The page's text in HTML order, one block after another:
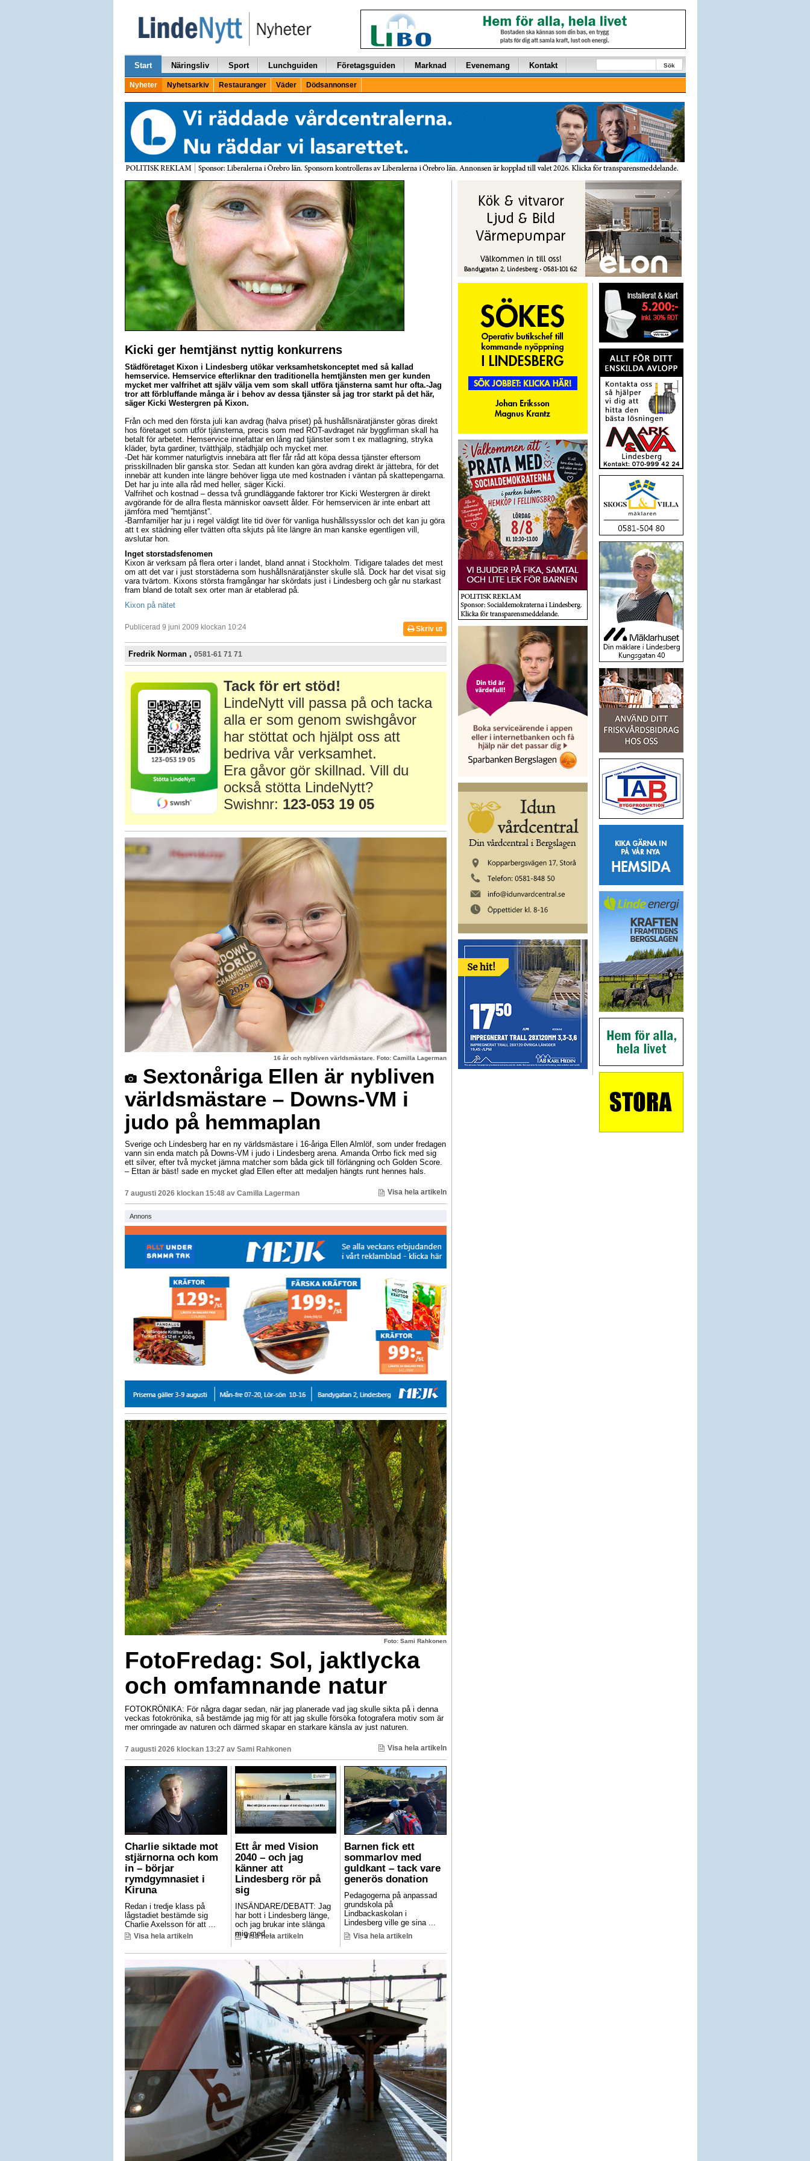
Start Näringsliv Sport Lunchguiden Företagsguiden Marknad Evenemang Kontakt Sök
Nyheter Nyhetsarkiv Restauranger Väder Dödsannonser
Kicki ger hemtjänst nyttig konkurrens
Städföretaget Kixon i Lindesberg utökar verksamhetskonceptet med så kallad
hemservice. Hemservice efterliknar den traditionella hemtjänsten men ger kunden
mycket mer valfrihet att själv välja vem som skall utföra tjänsterna samt hur ofta.-Jag
tror att förbluffande många är i behov av dessa tjänster så jag tror starkt på det här,
säger Kicki Westergren på Kixon.
Från och med den första juli kan avdrag (halva priset) på hushållsnäratjänster göras direkt
hos företaget som utför tjänsterna, precis som med ROT-avdraget när byggfirman skall ha
betalt för arbetet. Hemservice innefattar en lång rad tjänster som t ex matlagning, stryka
kläder, byta gardiner, tvätthjälp, städhjälp och mycket mer.
-Det här kommer naturligtvis innebära att fler får råd att köpa dessa tjänster eftersom
prisskillnaden blir ganska stor. Sedan att kunden kan göra avdrag direkt är jättebra, för det
innebär att kunden inte längre behöver ligga ute med kostnaden i väntan på skattepengarna.
Det har ju inte alla råd med heller, säger Kicki.
Valfrihet och kostnad – dessa två grundläggande faktorer tror Kicki Westergren är direkt
avgörande för de allra flesta människor oavsett ålder. För hemservicen är inte enbart att
jämföra med ”hemtjänst”.
-Barnfamiljer har ju i regel väldigt lite tid över för vanliga hushållssysslor och det kan ju göra
att t ex städning eller tvätten ofta skjuts på lite längre än man kanske egentligen vill,
avslutar hon.
Inget storstadsfenomen
Kixon är verksam på flera orter i landet, bland annat i Stockholm. Tidigare talades det mest
om att det var i just storstäderna som hushållsnäratjänster skulle slå. Dock har det visat sig
vara tvärtom. Kixons största framgångar har skördats just i Lindesberg och går nu starkast
fram bland de totalt sex orter man är etablerad på.
Kixon på nätet
Publicerad 9 juni 2009 klockan 10:24 Skriv ut
Fredrik Norman , 0581-61 71 71
Tack för ert stöd!
LindeNytt vill passa på och tacka
alla er som genom swishgåvor
har stöttat och hjälpt oss att
bedriva vår verksamhet.
Era gåvor gör skillnad. Vill du
också stötta LindeNytt?
Swishnr: 123-053 19 05
16 år och nybliven världsmästare. Foto: Camilla Lagerman
Sextonåriga Ellen är nybliven
världsmästare – Downs-VM i
judo på hemmaplan
Sverige och Lindesberg har en ny världsmästare i 16-åriga Ellen Almlöf, som under fredagen
vann sin enda match på Downs-VM i judo i Lindesberg arena. Amanda Orrbo fick med sig
ett silver, efter två mycket jämna matcher som båda gick till förlängning och Golden Score.
– Ettan är bäst! sade en mycket glad Ellen efter att medaljen hängts runt hennes hals.
7 augusti 2026 klockan 15:48 av Camilla Lagerman Visa hela artikeln
Annons
Foto: Sami Rahkonen
FotoFredag: Sol, jaktlycka
och omfamnande natur
FOTOKRÖNIKA: För några dagar sedan, när jag planerade vad jag skulle sikta på i denna
veckas fotokrönika, så bestämde jag mig för att jag skulle försöka fotografera motiv som är
mer omringade av naturen och därmed skapar en starkare känsla av just naturen.
7 augusti 2026 klockan 13:27 av Sami Rahkonen Visa hela artikeln
Charlie siktade mot
stjärnorna och kom
in – börjar
rymdgymnasiet i
Kiruna
Redan i tredje klass på
lågstadiet bestämde sig
Charlie Axelsson för att ...
Visa hela artikeln
Ett år med Vision
2040 – och jag
känner att
Lindesberg rör på
sig
INSÄNDARE/DEBATT: Jag
har bott i Lindesberg länge,
och jag brukar inte slänga
mig med ...
Visa hela artikeln
Barnen fick ett
sommarlov med
guldkant – tack vare
generös donation
Pedagogerna på anpassad
grundskola på
Lindbackaskolan i
Lindesberg ville ge sina ...
Visa hela artikeln